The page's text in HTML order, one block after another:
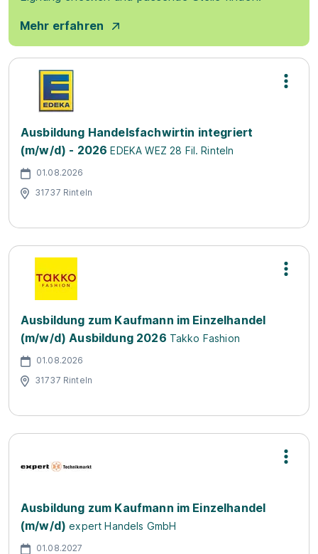
Mehr erfahren
Ausbildung Handelsfachwirtin integriert
(m/w/d) - 2026 EDEKA WEZ 28 Fil. Rinteln
01.08.2026
31737 Rinteln
Ausbildung zum Kaufmann im Einzelhandel
(m/w/d) Ausbildung 2026 Takko Fashion
01.08.2026
31737 Rinteln
Ausbildung zum Kaufmann im Einzelhandel
(m/w/d) expert Handels GmbH
01.08.2027